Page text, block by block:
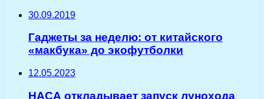
30.09.2019
Гаджеты за неделю: от китайского
«макбука» до экофутболки
12.05.2023
НАСА откладывает запуск лунохода